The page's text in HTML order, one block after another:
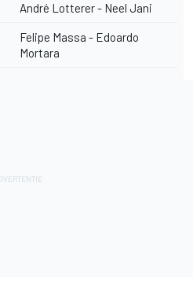
André Lotterer - Neel Jani
Felipe Massa - Edoardo
Mortara